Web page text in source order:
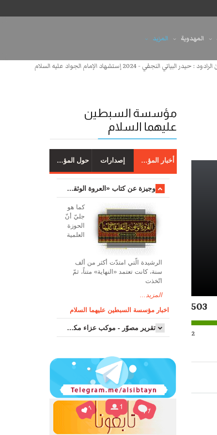
المهدوية المزيد
النجفي - 2024 إستشهاد الإمام الجواد عليه السلام
503
2
مؤسسة السبطين
عليهما السلام
أخبار المؤسسة إصدارات حول المؤسسة
وجیزة عن کتاب «العروة الوثقی والتعلیقات علیها»
کما هو
جليّ أنّ
الحوزة
العلمیة
الرشیدة الّتي امتدّت أكثر من ألف
سنة، كانت تعتمد «النهاية» متناً، ثمّ
اتّخذت
المزيد...
اخبار مؤسسة السبطين عليهما السلام
تقرير مصوّر - موكب عزاء مکتب سماحة اية الله السيد مرتضى الموسوي الاصفهاني في يوم إستشهاد السيدة فاطم...